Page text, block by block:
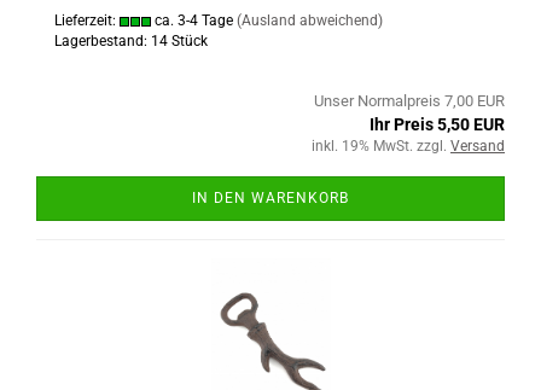
Lieferzeit: ca. 3-4 Tage (Ausland abweichend)
Lagerbestand: 14 Stück
Unser Normalpreis 7,00 EUR
Ihr Preis 5,50 EUR
inkl. 19% MwSt. zzgl. Versand
IN DEN WARENKORB